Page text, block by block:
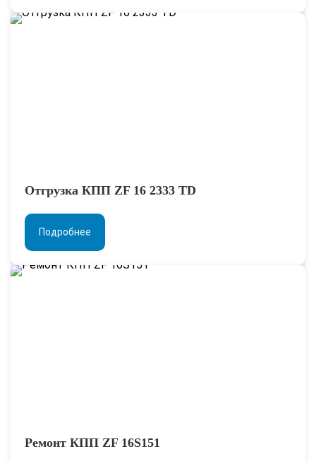
Отгрузка КПП ZF 16 2333 TD
Подробнее
Ремонт КПП ZF 16S151